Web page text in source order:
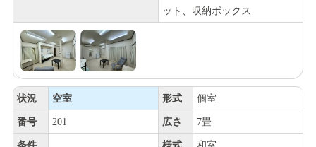
ット、収納ボックス
状況 空室 形式 個室
番号 201 広さ 7畳